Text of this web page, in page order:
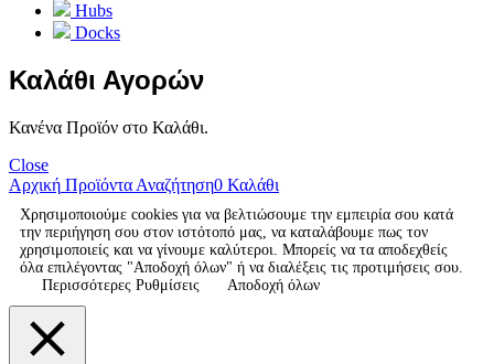
Hubs
Docks
Καλάθι Αγορών
Κανένα Προϊόν στο Καλάθι.
Close
Αρχική Προϊόντα Αναζήτηση0 Καλάθι
Χρησιμοποιούμε cookies για να βελτιώσουμε την εμπειρία σου κατά
την περιήγηση σου στον ιστότοπό μας, να καταλάβουμε πως τον
χρησιμοποιείς και να γίνουμε καλύτεροι. Μπορείς να τα αποδεχθείς
όλα επιλέγοντας "Αποδοχή όλων" ή να διαλέξεις τις προτιμήσεις σου.
Περισσότερες Ρυθμίσεις
Αποδοχή όλων